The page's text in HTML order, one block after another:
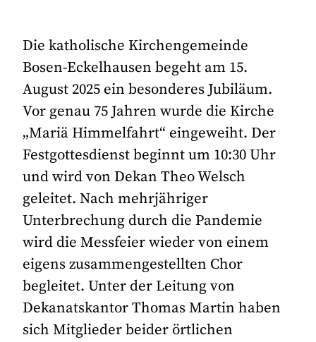
Die katholische Kirchengemeinde
Bosen-Eckelhausen begeht am 15.
August 2025 ein besonderes Jubiläum.
Vor genau 75 Jahren wurde die Kirche
„Mariä Himmelfahrt“ eingeweiht. Der
Festgottesdienst beginnt um 10:30 Uhr
und wird von Dekan Theo Welsch
geleitet. Nach mehrjähriger
Unterbrechung durch die Pandemie
wird die Messfeier wieder von einem
eigens zusammengestellten Chor
begleitet. Unter der Leitung von
Dekanatskantor Thomas Martin haben
sich Mitglieder beider örtlichen